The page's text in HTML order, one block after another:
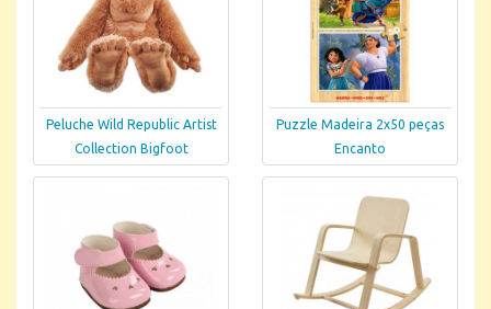
Peluche Wild Republic Artist
Collection Bigfoot
Puzzle Madeira 2x50 peças
Encanto